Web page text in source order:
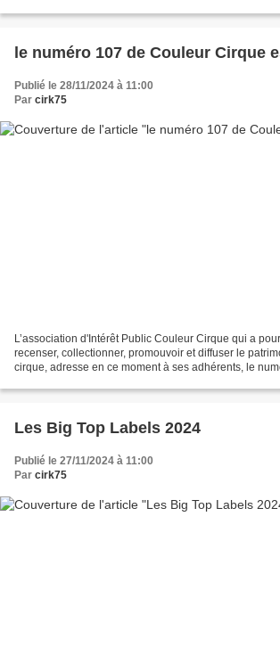
le numéro 107 de Couleur Cirque
Publié le 28/11/2024 à 11:00
Par cirk75
L’association d'Intérêt Public Couleur Cirque qui a
recenser, collectionner, promouvoir et diffuser le
cirque, adresse en ce moment à ses adhérents, le
Les Big Top Labels 2024
Publié le 27/11/2024 à 11:00
Par cirk75